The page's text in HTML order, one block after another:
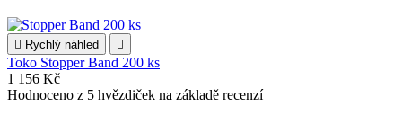
 Rychlý náhled 
Toko Stopper Band 200 ks
1 156 Kč
Hodnoceno z 5 hvězdiček na základě recenzí